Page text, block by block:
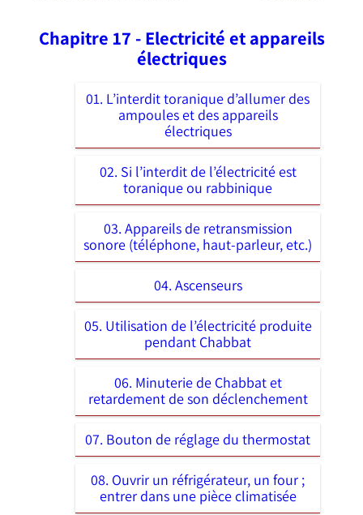
Chapitre 17 - Electricité et appareils
électriques
01. L’interdit toranique d’allumer des
ampoules et des appareils
électriques
02. Si l’interdit de l’électricité est
toranique ou rabbinique
03. Appareils de retransmission
sonore (téléphone, haut-parleur, etc.)
04. Ascenseurs
05. Utilisation de l’électricité produite
pendant Chabbat
06. Minuterie de Chabbat et
retardement de son déclenchement
07. Bouton de réglage du thermostat
08. Ouvrir un réfrigérateur, un four ;
entrer dans une pièce climatisée